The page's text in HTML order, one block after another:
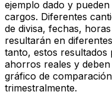
ejemplo dado y
cargos. Diferentes
de divisa, fechas,
resultarán en
tanto, estos resultados
ahorros reales y
gráfico de
trimestralmente.